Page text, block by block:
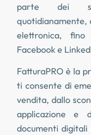
parte dei
quotidianamente,
elettronica,
Facebook e
FatturaPRO è la
ti consente di
vendita, dallo
applicazione
documenti